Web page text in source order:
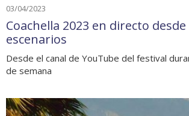
03/04/2023
Coachella 2023 en directo
escenarios
Desde el canal de YouTube del festival
de semana